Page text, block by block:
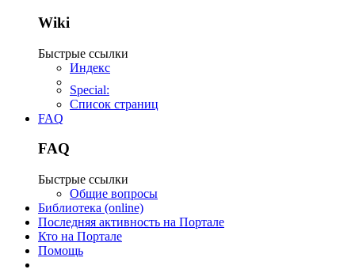
Wiki
Быстрые ссылки
Индекс
Special:
Список страниц
FAQ
FAQ
Быстрые ссылки
Общие вопросы
Библиотека (online)
Последняя активность на Портале
Кто на Портале
Помощь